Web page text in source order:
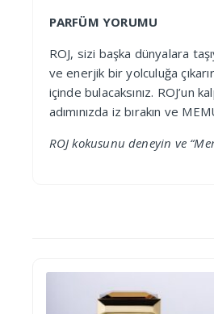
PARFÜM YORUMU
ROJ, sizi başka dünyalara
ve enerjik bir yolculuğa
içinde bulacaksınız. ROJ’un
adımınızda iz bırakın ve
ROJ kokusunu deneyin ve